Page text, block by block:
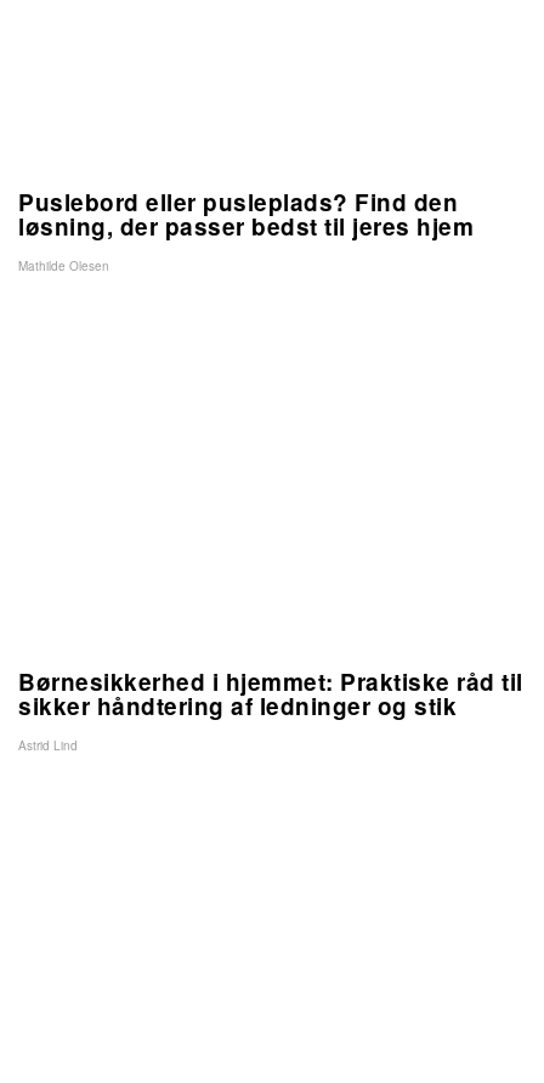
Puslebord eller pusleplads? Find den
løsning, der passer bedst til jeres hjem
Mathilde Olesen
Børnesikkerhed i hjemmet: Praktiske råd til
sikker håndtering af ledninger og stik
Astrid Lind